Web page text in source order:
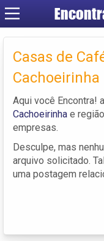
Casas de
Cachoeirinha
Aqui você Encontra!
Cachoeirinha e
empresas.
Desculpe, mas
arquivo solicitado.
uma postagem